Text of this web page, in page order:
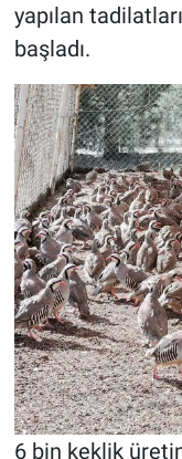
yapılan
başladı.
6 bin keklik